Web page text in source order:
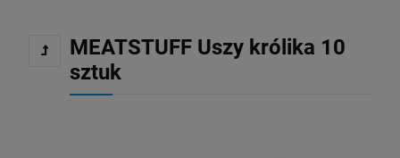
MEATSTUFF Uszy królika 10
sztuk